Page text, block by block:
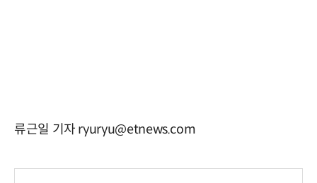
류근일 기자 ryuryu@etnews.com